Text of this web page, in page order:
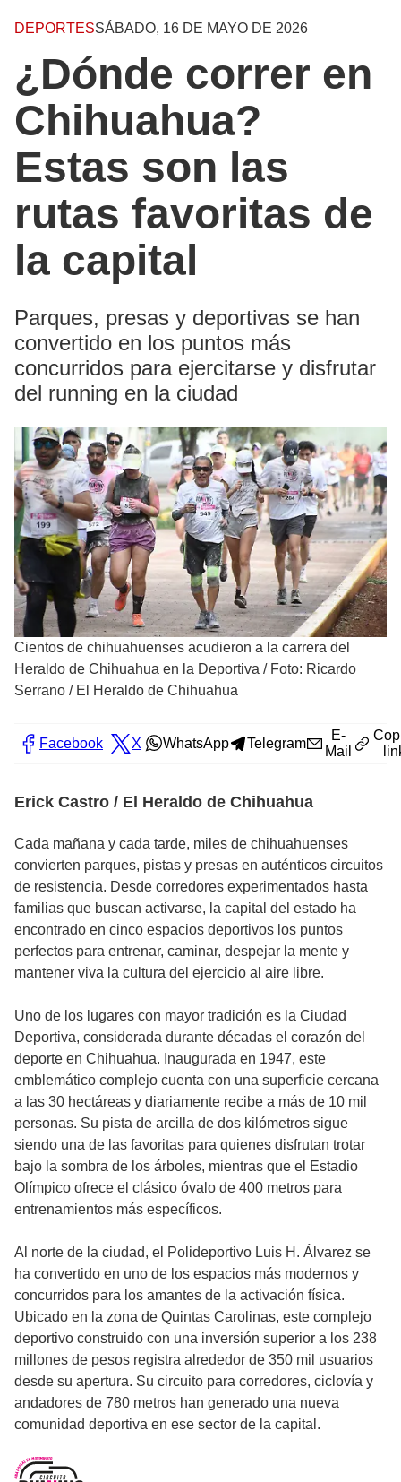
DEPORTESSÁBADO, 16 DE MAYO DE 2026
¿Dónde correr en
Chihuahua?
Estas son las
rutas favoritas de
la capital
Parques, presas y deportivas se han
convertido en los puntos más
concurridos para ejercitarse y disfrutar
del running en la ciudad
Cientos de chihuahuenses acudieron a la carrera del
Heraldo de Chihuahua en la Deportiva / Foto: Ricardo
Serrano / El Heraldo de Chihuahua
Facebook X WhatsApp Telegram
E-
Mail
Erick Castro / El Heraldo de Chihuahua
Cada mañana y cada tarde, miles de chihuahuenses
convierten parques, pistas y presas en auténticos circuitos
de resistencia. Desde corredores experimentados hasta
familias que buscan activarse, la capital del estado ha
encontrado en cinco espacios deportivos los puntos
perfectos para entrenar, caminar, despejar la mente y
mantener viva la cultura del ejercicio al aire libre.
Uno de los lugares con mayor tradición es la Ciudad
Deportiva, considerada durante décadas el corazón del
deporte en Chihuahua. Inaugurada en 1947, este
emblemático complejo cuenta con una superficie cercana
a las 30 hectáreas y diariamente recibe a más de 10 mil
personas. Su pista de arcilla de dos kilómetros sigue
siendo una de las favoritas para quienes disfrutan trotar
bajo la sombra de los árboles, mientras que el Estadio
Olímpico ofrece el clásico óvalo de 400 metros para
entrenamientos más específicos.
Al norte de la ciudad, el Polideportivo Luis H. Álvarez se
ha convertido en uno de los espacios más modernos y
concurridos para los amantes de la activación física.
Ubicado en la zona de Quintas Carolinas, este complejo
deportivo construido con una inversión superior a los 238
millones de pesos registra alrededor de 350 mil usuarios
desde su apertura. Su circuito para corredores, ciclovía y
andadores de 780 metros han generado una nueva
comunidad deportiva en ese sector de la capital.